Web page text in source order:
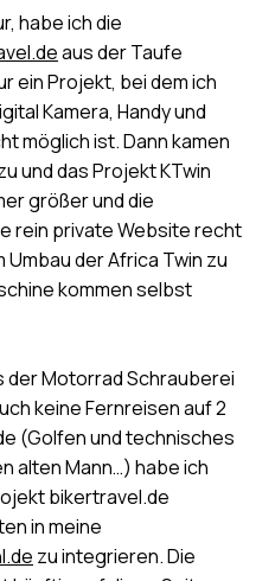
habe ich die
aus der Taufe
ein Projekt, bei dem ich
Kamera, Handy und
möglich ist. Dann kamen
und das Projekt KTwin
größer und die
rein private Website recht
der Africa Twin zu
kommen selbst
der Motorrad Schrauberei
keine Fernreisen auf 2
(Golfen und technisches
alten Mann…) habe ich
bikertravel.de
in meine
zu integrieren. Die